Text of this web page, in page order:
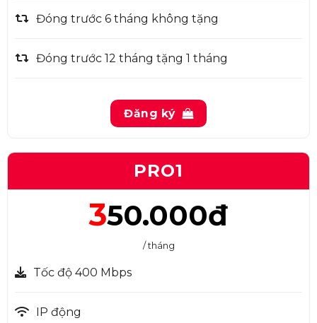
Đóng trước 6 tháng không tặng
Đóng trước 12 tháng tặng 1 tháng
Đăng ký
PRO1
350.000đ
/ tháng
Tốc độ 400 Mbps
IP động